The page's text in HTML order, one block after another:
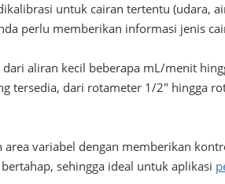
untuk cairan tertentu (udara,
perlu memberikan informasi jenis
aliran kecil beberapa mL/menit
tersedia, dari rotameter 1/2" hingga
variabel dengan memberikan
sehingga ideal untuk aplikasi